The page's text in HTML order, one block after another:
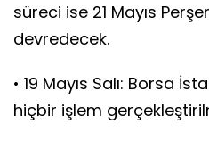
süreci ise 21 Mayıs
devredecek.
• 19 Mayıs Salı: Borsa
hiçbir işlem